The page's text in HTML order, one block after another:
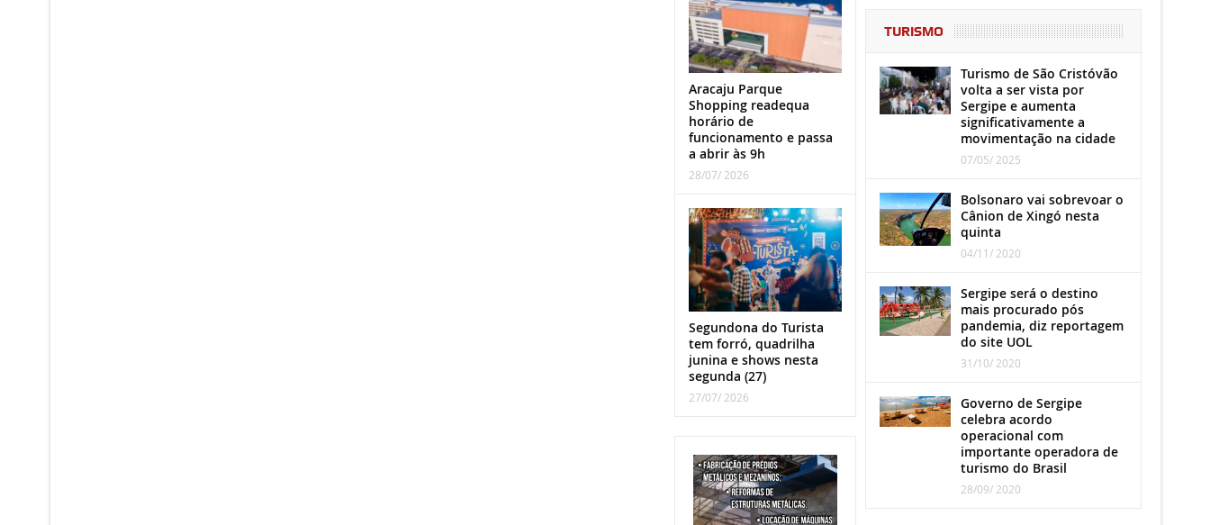
Aracaju Parque
Shopping readequa
horário de
funcionamento e passa
a abrir às 9h
28/07/ 2026
Segundona do Turista
tem forró, quadrilha
junina e shows nesta
segunda (27)
27/07/ 2026
TURISMO
Turismo de São Cristóvão
volta a ser vista por
Sergipe e aumenta
significativamente a
movimentação na cidade
07/05/ 2025
Bolsonaro vai sobrevoar o
Cânion de Xingó nesta
quinta
04/11/ 2020
Sergipe será o destino
mais procurado pós
pandemia, diz reportagem
do site UOL
31/10/ 2020
Governo de Sergipe
celebra acordo
operacional com
importante operadora de
turismo do Brasil
28/09/ 2020